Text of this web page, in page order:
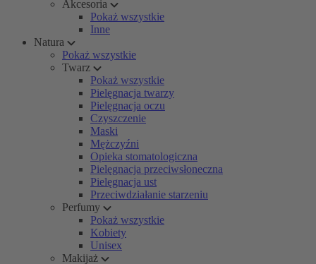
Akcesoria
Pokaż wszystkie
Inne
Natura
Pokaż wszystkie
Twarz
Pokaż wszystkie
Pielęgnacja twarzy
Pielęgnacja oczu
Czyszczenie
Maski
Mężczyźni
Opieka stomatologiczna
Pielęgnacja przeciwsłoneczna
Pielęgnacja ust
Przeciwdziałanie starzeniu
Perfumy
Pokaż wszystkie
Kobiety
Unisex
Makijaż